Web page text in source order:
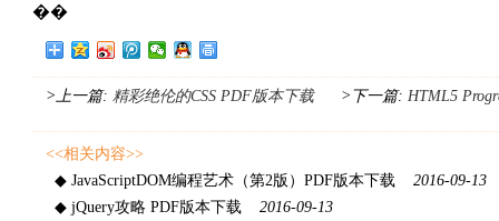
��
>上一篇: 精彩绝伦的CSS PDF版本下载 >下一篇: HTML5
<<相关内容>>
◆ JavaScriptDOM编程艺术（第2版）PDF版本下载2016-09-13
◆ jQuery攻略 PDF版本下载2016-09-13